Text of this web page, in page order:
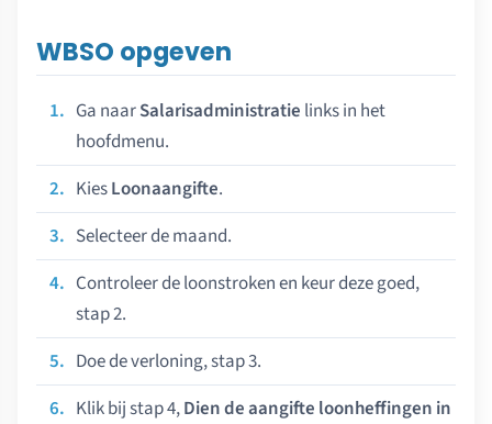
WBSO opgeven
Ga naarSalarisadministratie links in het
hoofdmenu.
KiesLoonaangifte.
Selecteer de maand.
Controleer de loonstroken en keur deze goed,
stap 2.
Doe de verloning, stap 3.
Klik bij stap 4,Dien de aangifte loonheffingen in